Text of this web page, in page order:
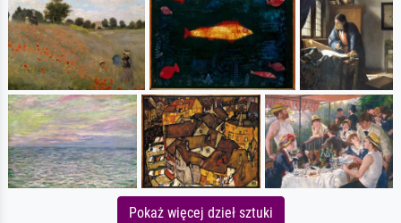
Pokaż więcej dzieł sztuki